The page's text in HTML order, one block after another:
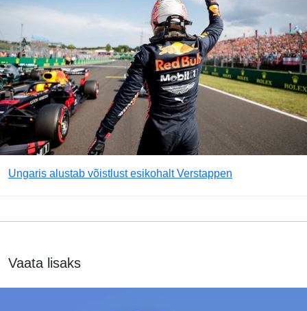
Ungaris alustab võistlust esikohalt Verstappen
Vaata lisaks